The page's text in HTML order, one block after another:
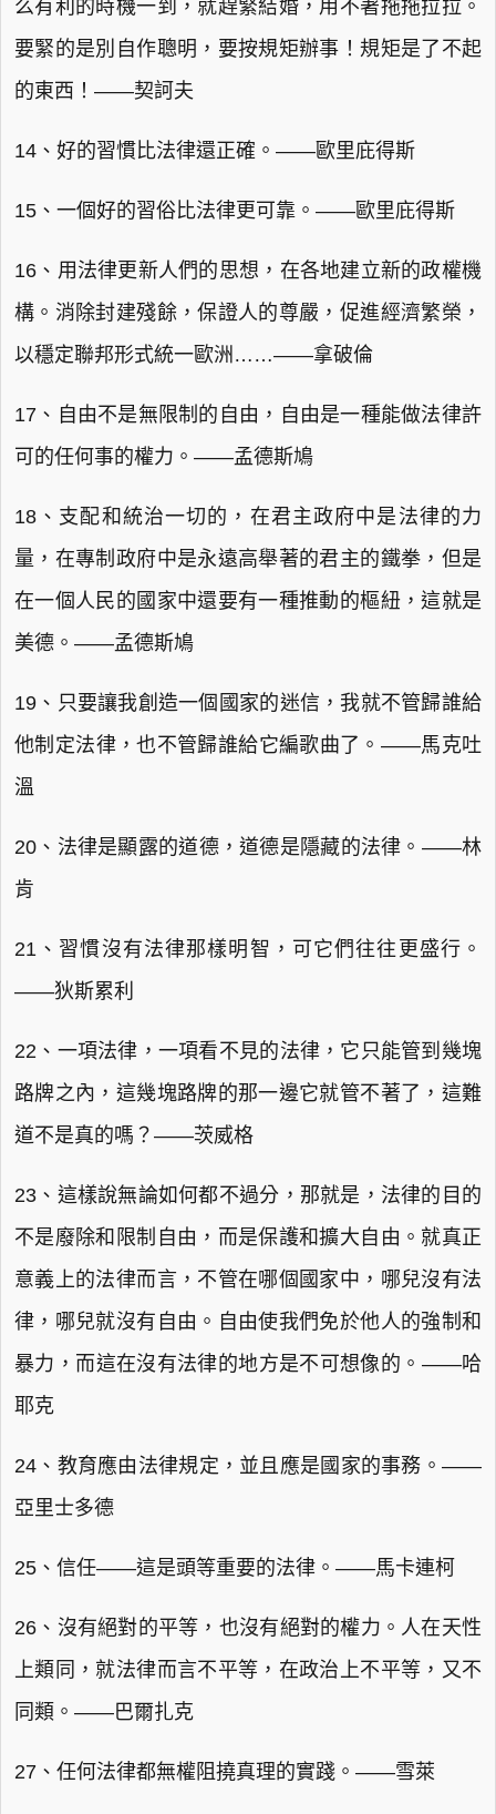
么有利的時機一到，就趕緊結婚，用不著拖拖拉拉。
要緊的是別自作聰明，要按規矩辦事！規矩是了不起
的東西！——契訶夫
14、好的習慣比法律還正確。——歐里庇得斯
15、一個好的習俗比法律更可靠。——歐里庇得斯
16、用法律更新人們的思想，在各地建立新的政權機
構。消除封建殘餘，保證人的尊嚴，促進經濟繁榮，
以穩定聯邦形式統一歐洲……——拿破倫
17、自由不是無限制的自由，自由是一種能做法律許
可的任何事的權力。——孟德斯鳩
18、支配和統治一切的，在君主政府中是法律的力
量，在專制政府中是永遠高舉著的君主的鐵拳，但是
在一個人民的國家中還要有一種推動的樞紐，這就是
美德。——孟德斯鳩
19、只要讓我創造一個國家的迷信，我就不管歸誰給
他制定法律，也不管歸誰給它編歌曲了。——馬克吐
溫
20、法律是顯露的道德，道德是隱藏的法律。——林
肯
21、習慣沒有法律那樣明智，可它們往往更盛行。
——狄斯累利
22、一項法律，一項看不見的法律，它只能管到幾塊
路牌之內，這幾塊路牌的那一邊它就管不著了，這難
道不是真的嗎？——茨威格
23、這樣說無論如何都不過分，那就是，法律的目的
不是廢除和限制自由，而是保護和擴大自由。就真正
意義上的法律而言，不管在哪個國家中，哪兒沒有法
律，哪兒就沒有自由。自由使我們免於他人的強制和
暴力，而這在沒有法律的地方是不可想像的。——哈
耶克
24、教育應由法律規定，並且應是國家的事務。——
亞里士多德
25、信任——這是頭等重要的法律。——馬卡連柯
26、沒有絕對的平等，也沒有絕對的權力。人在天性
上類同，就法律而言不平等，在政治上不平等，又不
同類。——巴爾扎克
27、任何法律都無權阻撓真理的實踐。——雪萊